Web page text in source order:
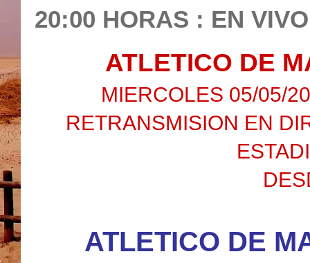
20:00 HORAS : EN
ATLETICO DE
MIERCOLES 05/05/
RETRANSMISION EN
ATLETICO DE